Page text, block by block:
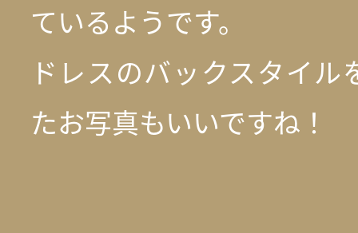
ているようです。
ドレスのバックスタイ
たお写真もいいですね！